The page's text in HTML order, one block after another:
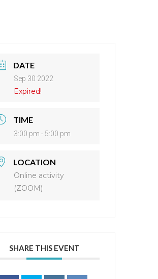
DATE
Sep 30 2022
Expired!
TIME
3:00 pm - 5:00 pm
LOCATION
Online activity
(ZOOM)
SHARE THIS EVENT